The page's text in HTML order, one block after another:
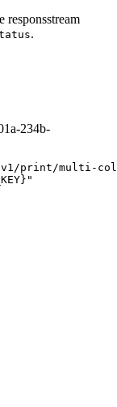
responsstream
.
234b-
print/multi-